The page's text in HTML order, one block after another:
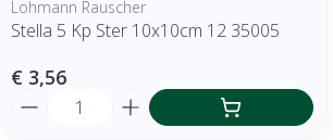
Lohmann Rauscher
Stella 5 Kp Ster 10x10cm 12 35005
€ 3,56